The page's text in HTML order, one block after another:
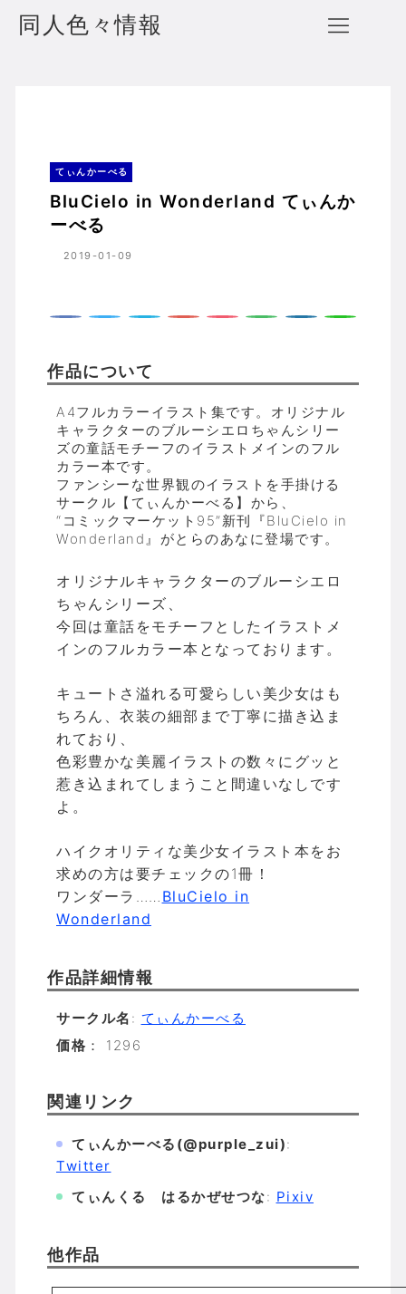
同人色々情報
てぃんかーべる
BluCielo in Wonderland てぃんか
ーべる
2019-01-09
作品について
A4フルカラーイラスト集です。オリジナル
キャラクターのブルーシエロちゃんシリー
ズの童話モチーフのイラストメインのフル
カラー本です。
ファンシーな世界観のイラストを手掛ける
サークル【てぃんかーべる】から、
“コミックマーケット95”新刊『BluCielo in
Wonderland』がとらのあなに登場です。
オリジナルキャラクターのブルーシエロ
ちゃんシリーズ、
今回は童話をモチーフとしたイラストメ
インのフルカラー本となっております。
キュートさ溢れる可愛らしい美少女はも
ちろん、衣装の細部まで丁寧に描き込ま
れており、
色彩豊かな美麗イラストの数々にグッと
惹き込まれてしまうこと間違いなしです
よ。
ハイクオリティな美少女イラスト本をお
求めの方は要チェックの1冊！
ワンダーラ…… BluCielo in
Wonderland
作品詳細情報
サークル名 : てぃんかーべる
価格 ： 1296
関連リンク
てぃんかーべる(@purple_zui):
Twitter
てぃんくる はるかぜせつな: Pixiv
他作品